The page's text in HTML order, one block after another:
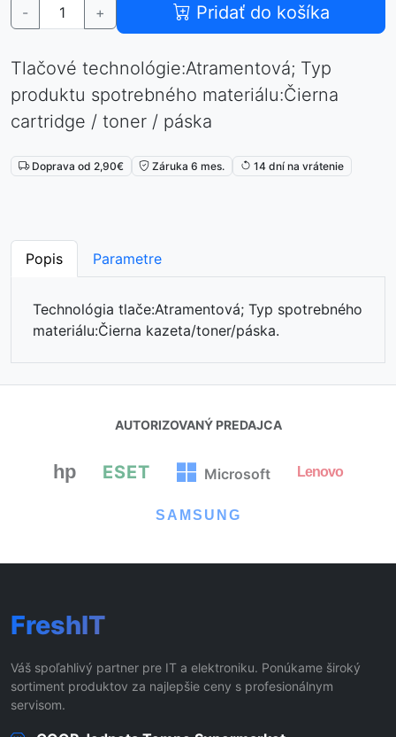
⏳
- + Pridať do košíka
Tlačové technológie:Atramentová; Typ
produktu spotrebného materiálu:Čierna
cartridge / toner / páska
Doprava od 2,90€ Záruka 6 mes. 14 dní na vrátenie
Popis Parametre
Technológia tlače:Atramentová; Typ spotrebného
materiálu:Čierna kazeta/toner/páska.
AUTORIZOVANÝ PREDAJCA
hp ESET Microsoft Lenovo
SAMSUNG
FreshIT
Váš spoľahlivý partner pre IT a elektroniku. Ponúkame široký
sortiment produktov za najlepšie ceny s profesionálnym
servisom.